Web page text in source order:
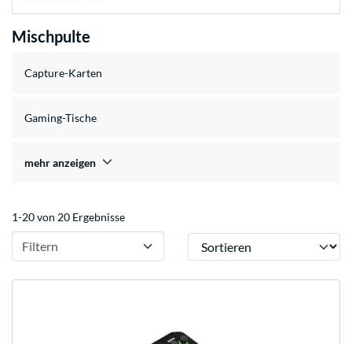
Mischpulte
Capture-Karten
Gaming-Tische
mehr anzeigen
1-20 von 20 Ergebnisse
Filtern Sortieren